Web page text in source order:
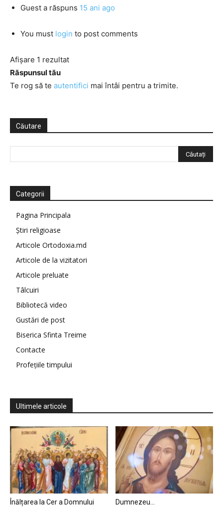
Guest a răspuns 15 ani ago
You must login to post comments
Afișare 1 rezultat
Răspunsul tău
Te rog să te autentifici mai întâi pentru a trimite.
Căutare
Categorii
Pagina Principala
Știri religioase
Articole Ortodoxia.md
Articole de la vizitatori
Articole preluate
Tâlcuiri
Bibliotecă video
Gustări de post
Biserica Sfinta Treime
Contacte
Profețiile timpului
Ultimele articole
Înălțarea la Cer a Domnului
Dumnezeu…